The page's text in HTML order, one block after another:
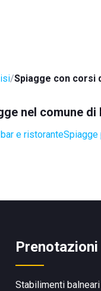
Spiagge con corsi
nel comune di
e ristoranteSpiagge
Prenotazioni
Stabilimenti balneari